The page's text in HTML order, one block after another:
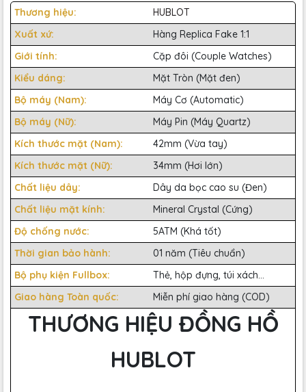
Thương hiệu:
HUBLOT
Xuất xứ:
Hàng Replica Fake 1:1
Giới tính:
Cặp đôi (Couple Watches)
Kiểu dáng:
Mặt Tròn (Mặt đen)
Bộ máy (Nam):
Máy Cơ (Automatic)
Bộ máy (Nữ):
Máy Pin (Máy Quartz)
Kích thước mặt (Nam):
42mm (Vừa tay)
Kích thước mặt (Nữ):
34mm (Hơi lớn)
Chất liệu dây:
Dây da bọc cao su (Đen)
Chất liệu mặt kính:
Mineral Crystal (Cứng)
Độ chống nước:
5ATM (Khá tốt)
Thời gian bảo hành:
01 năm (Tiêu chuẩn)
Bộ phụ kiện Fullbox:
Thẻ, hộp đựng, túi xách...
Giao hàng Toàn quốc:
Miễn phí giao hàng (COD)
THƯƠNG HIỆU ĐỒNG HỒ
HUBLOT